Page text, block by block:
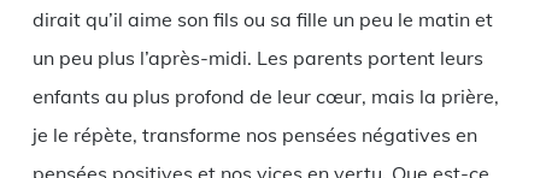
dirait qu’il aime son fils ou sa fille un peu le matin et
un peu plus l’après-midi. Les parents portent leurs
enfants au plus profond de leur cœur, mais la prière,
je le répète, transforme nos pensées négatives en
pensées positives et nos vices en vertu. Que est-ce